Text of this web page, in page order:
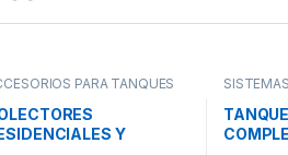
PARA TANQUES
DE AGUA
Y COMPONENTES
Y